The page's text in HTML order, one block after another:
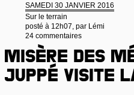
SAMEDI 30 JANVIER 2016
Sur le terrain
posté à 12h07, par Lémi
24 commentaires
Misère des
Juppé visite